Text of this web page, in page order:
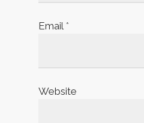
Email *
Website